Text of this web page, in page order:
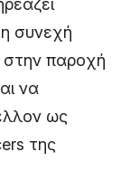
συνεχή
στην παροχή
να
ως
της